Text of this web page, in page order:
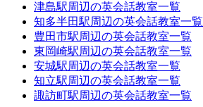
津島駅周辺の英会話教室一覧
知多半田駅周辺の英会話教室一覧
豊田市駅周辺の英会話教室一覧
東岡崎駅周辺の英会話教室一覧
安城駅周辺の英会話教室一覧
知立駅周辺の英会話教室一覧
諏訪町駅周辺の英会話教室一覧